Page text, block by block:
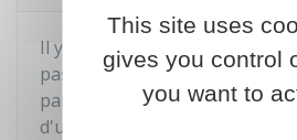
Il y a changement de
passez d'une destination à
par exemple d'une habitation
d'une grange d'une
This site uses
gives you control
you want to